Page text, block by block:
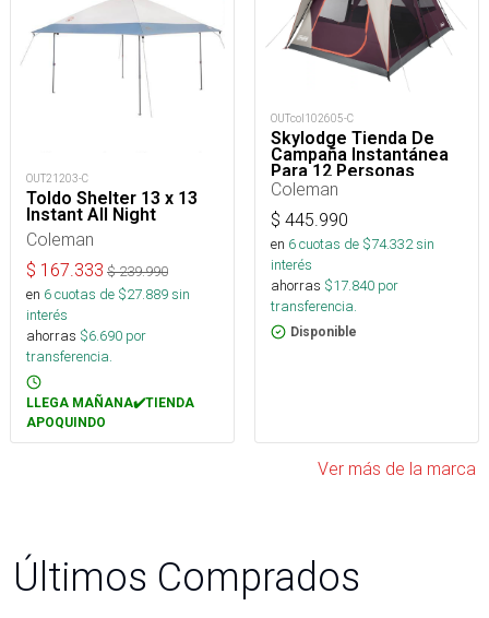
OUT21203-C
Toldo Shelter 13 x 13
Instant All Night
Coleman
$ 167.333 $239.990
en 6cuotas de $27.889sin
interés
ahorras $6.690 por
transferencia.
LLEGA MAÑANA✔️TIENDA
APOQUINDO
OUTcol102605-C
Skylodge Tienda De
Campaña Instantánea
Para 12 Personas
Coleman
$ 445.990
en 6cuotas de $74.332sin
interés
ahorras $17.840 por
transferencia.
Disponible
Ver más de la marca
Últimos Comprados